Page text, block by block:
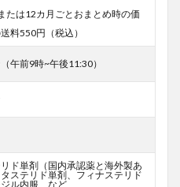
たは12カ月ごとおまとめ時の価
料550円（税込）
午前9時~午後11:30）
ド単剤（国内承認薬と海外製あ
ステリド単剤、フィナステリド
ジル内服 など